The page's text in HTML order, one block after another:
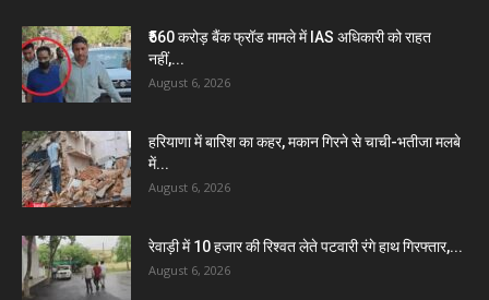
₹560 करोड़ बैंक फ्रॉड मामले में IAS अधिकारी को राहत
नहीं,...
August 6, 2026
हरियाणा में बारिश का कहर, मकान गिरने से चाची-भतीजा मलबे
में...
August 6, 2026
रेवाड़ी में 10 हजार की रिश्वत लेते पटवारी रंगे हाथ गिरफ्तार,...
August 6, 2026